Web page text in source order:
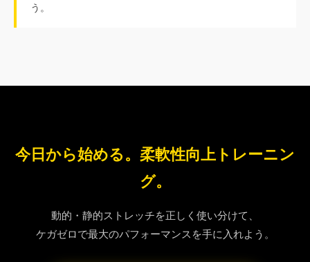
う。
今日から始める。柔軟性向上トレーニン
グ。
動的・静的ストレッチを正しく使い分けて、
ケガゼロで最大のパフォーマンスを手に入れよう。